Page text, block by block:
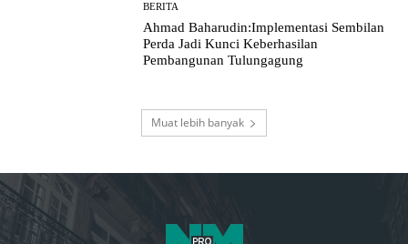
BERITA
Ahmad Baharudin:Implementasi Sembilan
Perda Jadi Kunci Keberhasilan
Pembangunan Tulungagung
Muat lebih banyak